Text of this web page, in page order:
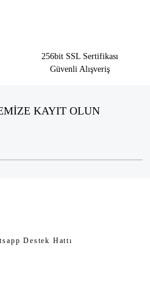
256bit SSL Sertifikası
Güvenli Alışveriş
KAYIT OLUN
Destek Hattı